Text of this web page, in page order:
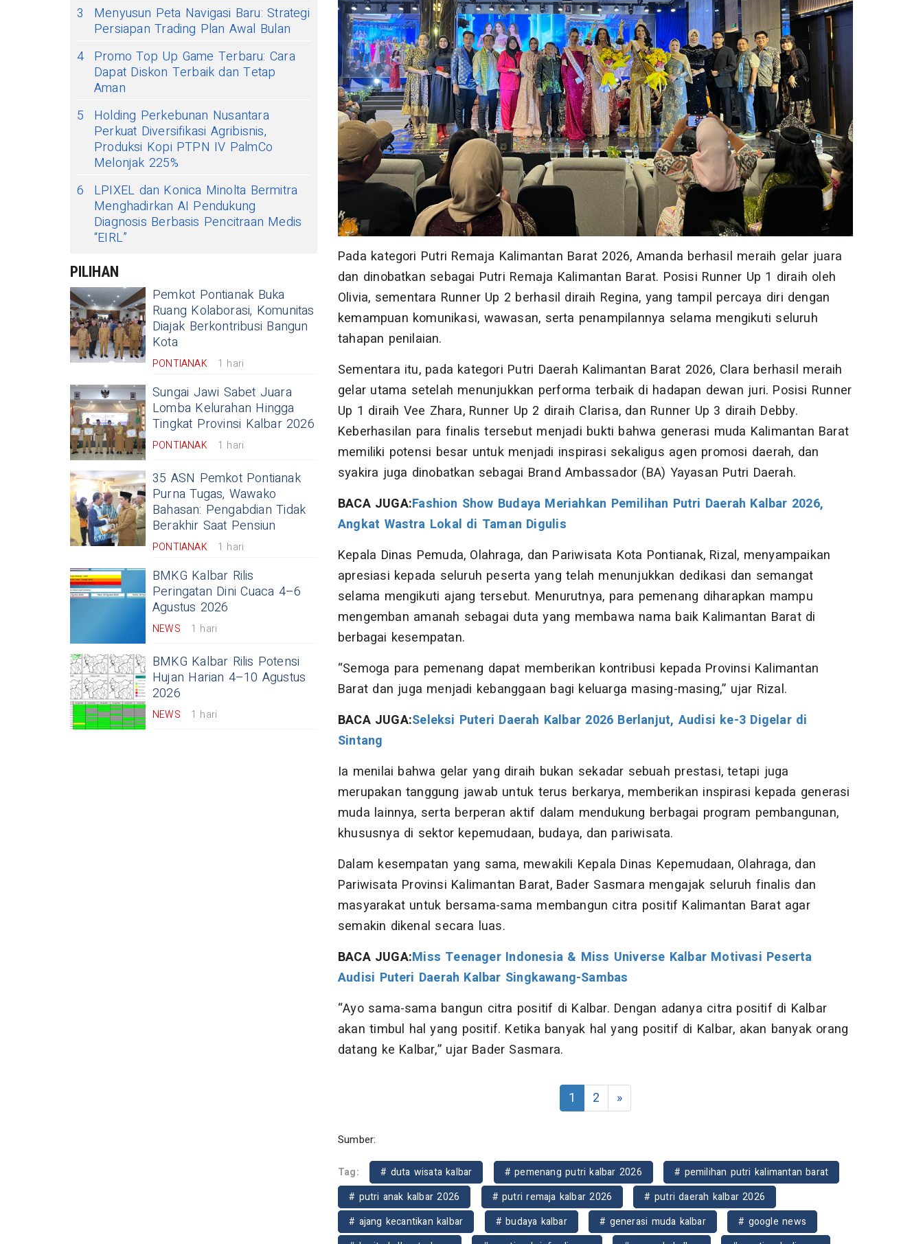
3
Menyusun Peta Navigasi Baru: Strategi
Persiapan Trading Plan Awal Bulan
4 Promo Top Up Game Terbaru: Cara
Dapat Diskon Terbaik dan Tetap
Aman
5
Holding Perkebunan Nusantara
Perkuat Diversifikasi Agribisnis,
Produksi Kopi PTPN IV PalmCo
Melonjak 225%
6
LPIXEL dan Konica Minolta Bermitra
Menghadirkan AI Pendukung
Diagnosis Berbasis Pencitraan Medis
“EIRL”
PILIHAN
Pemkot Pontianak Buka
Ruang Kolaborasi, Komunitas
Diajak Berkontribusi Bangun
Kota
PONTIANAK 1 hari
Sungai Jawi Sabet Juara
Lomba Kelurahan Hingga
Tingkat Provinsi Kalbar 2026
PONTIANAK 1 hari
35 ASN Pemkot Pontianak
Purna Tugas, Wawako
Bahasan: Pengabdian Tidak
Berakhir Saat Pensiun
PONTIANAK 1 hari
BMKG Kalbar Rilis
Peringatan Dini Cuaca 4–6
Agustus 2026
NEWS 1 hari
BMKG Kalbar Rilis Potensi
Hujan Harian 4–10 Agustus
2026
NEWS 1 hari
Pada kategori Putri Remaja Kalimantan Barat 2026, Amanda berhasil meraih gelar juara
dan dinobatkan sebagai Putri Remaja Kalimantan Barat. Posisi Runner Up 1 diraih oleh
Olivia, sementara Runner Up 2 berhasil diraih Regina, yang tampil percaya diri dengan
kemampuan komunikasi, wawasan, serta penampilannya selama mengikuti seluruh
tahapan penilaian.
Sementara itu, pada kategori Putri Daerah Kalimantan Barat 2026, Clara berhasil meraih
gelar utama setelah menunjukkan performa terbaik di hadapan dewan juri. Posisi Runner
Up 1 diraih Vee Zhara, Runner Up 2 diraih Clarisa, dan Runner Up 3 diraih Debby.
Keberhasilan para finalis tersebut menjadi bukti bahwa generasi muda Kalimantan Barat
memiliki potensi besar untuk menjadi inspirasi sekaligus agen promosi daerah, dan
syakira juga dinobatkan sebagai Brand Ambassador (BA) Yayasan Putri Daerah.
BACA JUGA:Fashion Show Budaya Meriahkan Pemilihan Putri Daerah Kalbar 2026,
Angkat Wastra Lokal di Taman Digulis
Kepala Dinas Pemuda, Olahraga, dan Pariwisata Kota Pontianak, Rizal, menyampaikan
apresiasi kepada seluruh peserta yang telah menunjukkan dedikasi dan semangat
selama mengikuti ajang tersebut. Menurutnya, para pemenang diharapkan mampu
mengemban amanah sebagai duta yang membawa nama baik Kalimantan Barat di
berbagai kesempatan.
“Semoga para pemenang dapat memberikan kontribusi kepada Provinsi Kalimantan
Barat dan juga menjadi kebanggaan bagi keluarga masing-masing,” ujar Rizal.
BACA JUGA:Seleksi Puteri Daerah Kalbar 2026 Berlanjut, Audisi ke-3 Digelar di
Sintang
Ia menilai bahwa gelar yang diraih bukan sekadar sebuah prestasi, tetapi juga
merupakan tanggung jawab untuk terus berkarya, memberikan inspirasi kepada generasi
muda lainnya, serta berperan aktif dalam mendukung berbagai program pembangunan,
khususnya di sektor kepemudaan, budaya, dan pariwisata.
Dalam kesempatan yang sama, mewakili Kepala Dinas Kepemudaan, Olahraga, dan
Pariwisata Provinsi Kalimantan Barat, Bader Sasmara mengajak seluruh finalis dan
masyarakat untuk bersama-sama membangun citra positif Kalimantan Barat agar
semakin dikenal secara luas.
BACA JUGA:Miss Teenager Indonesia & Miss Universe Kalbar Motivasi Peserta
Audisi Puteri Daerah Kalbar Singkawang-Sambas
“Ayo sama-sama bangun citra positif di Kalbar. Dengan adanya citra positif di Kalbar
akan timbul hal yang positif. Ketika banyak hal yang positif di Kalbar, akan banyak orang
datang ke Kalbar,” ujar Bader Sasmara.
1 2 »
Sumber:
Tag: # duta wisata kalbar # pemenang putri kalbar 2026
# pemilihan putri kalimantan barat
# putri anak kalbar 2026
# putri remaja kalbar 2026
# putri daerah kalbar 2026
# ajang kecantikan kalbar
# budaya kalbar # generasi muda kalbar
# google news